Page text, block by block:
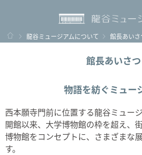
ホーム
龍谷ミュージアムについて 館長あいさ
館長あいさつ
物語を紡ぐミュー
西本願寺門前に位置する龍谷ミュー
開館以来、大学博物館の枠を超え、
博物館をコンセプトに、さまざまな
す。